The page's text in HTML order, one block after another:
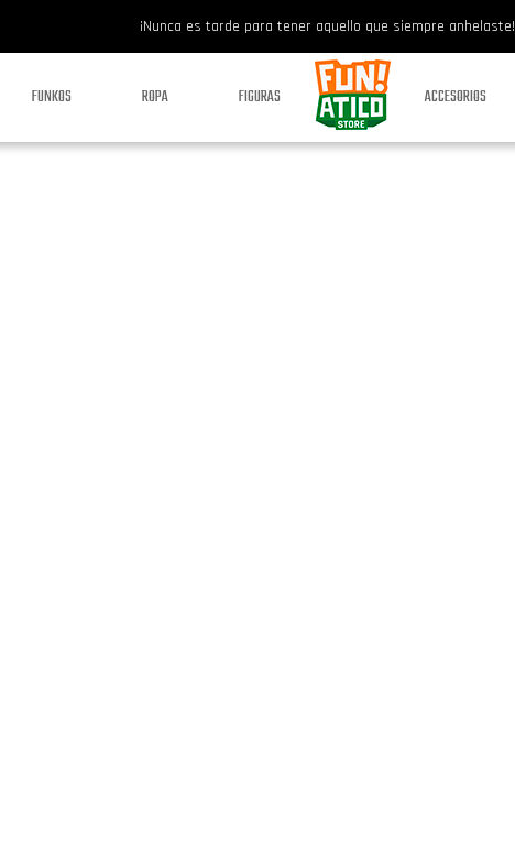
¡Nunca es tarde para tener aquello que siempre anhelaste!
FUNKOS ROPA FIGURAS ACCESORIOS